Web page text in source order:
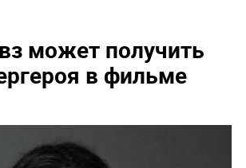
может получить
в фильме